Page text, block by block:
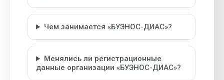
Чем занимается «БУЭНОС-ДИАС»?
Менялись ли регистрационные
данные организации «БУЭНОС-ДИАС»?